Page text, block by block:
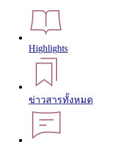
Highlights
ข่าวสารทั้งหมด